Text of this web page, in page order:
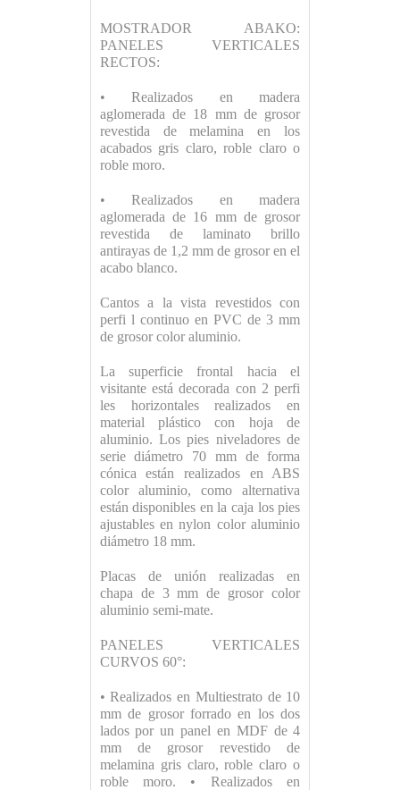
MOSTRADOR ABAKO:
PANELES VERTICALES
RECTOS:
• Realizados en madera
aglomerada de 18 mm de grosor
revestida de melamina en los
acabados gris claro, roble claro o
roble moro.
• Realizados en madera
aglomerada de 16 mm de grosor
revestida de laminato brillo
antirayas de 1,2 mm de grosor en el
acabo blanco.
Cantos a la vista revestidos con
perfi l continuo en PVC de 3 mm
de grosor color aluminio.
La superficie frontal hacia el
visitante está decorada con 2 perfi
les horizontales realizados en
material plástico con hoja de
aluminio. Los pies niveladores de
serie diámetro 70 mm de forma
cónica están realizados en ABS
color aluminio, como alternativa
están disponibles en la caja los pies
ajustables en nylon color aluminio
diámetro 18 mm.
Placas de unión realizadas en
chapa de 3 mm de grosor color
aluminio semi-mate.
PANELES VERTICALES
CURVOS 60°:
• Realizados en Multiestrato de 10
mm de grosor forrado en los dos
lados por un panel en MDF de 4
mm de grosor revestido de
melamina gris claro, roble claro o
roble moro. • Realizados en